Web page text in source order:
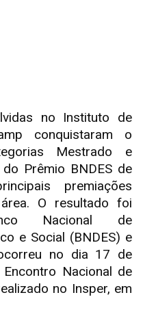
no Instituto de
conquistaram o
Mestrado e
Prêmio BNDES de
premiações
O resultado foi
Nacional de
e Social (BNDES) e
no dia 17 de
Nacional de
no Insper, em